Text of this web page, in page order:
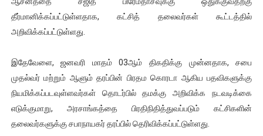
ஐ.நா முன்றலில் சீரற்ற காலநிலையிலும் தமிழின அழிப்பிற்கு
ஜனாதிபதி ஐக்கிய நாடுகளின் பொதுச் சபை கூட்டத்தில் இன்று
32 CM விநோத கன்றுக்குட்டி! (வீடியோ)
வலிமை தான் அஜித் திரைப்பயணத்திலே அதிக காலெக்ஷன் செய்த
தீர்மானிக்கப்பட்டுள்ளதாக, கட்சித் தலைவர்கள் கூட்டத்தில்
அறிவிக்கப்பட்டுள்ளது.
இதேவேளை, ஜனவரி மாதம் 03ஆம் திகதிக்கு முன்னதாக, சபை
முதல்வர் மற்றும் ஆளும் தரப்பின் பிரதம கொரடா ஆகிய பதவிகளுக்கு
நியமிக்கப்படவுள்ளவர்கள் தொடர்பில் தமக்கு அறிவிக்க நடவடிக்கை
எடுக்குமாறு, அரசாங்கத்தை பிரதிநிதித்துவப்படும் கட்சிகளின்
தலைவர்களுக்கு சபாநாயகர் தரப்பில் தெரிவிக்கப்பட்டுள்ளது.